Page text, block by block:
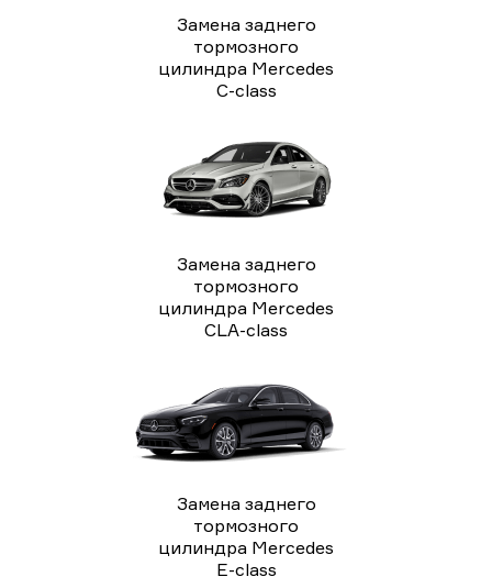
Замена заднего
тормозного
цилиндра Mercedes
C-class
Замена заднего
тормозного
цилиндра Mercedes
CLA-class
Замена заднего
тормозного
цилиндра Mercedes
E-class